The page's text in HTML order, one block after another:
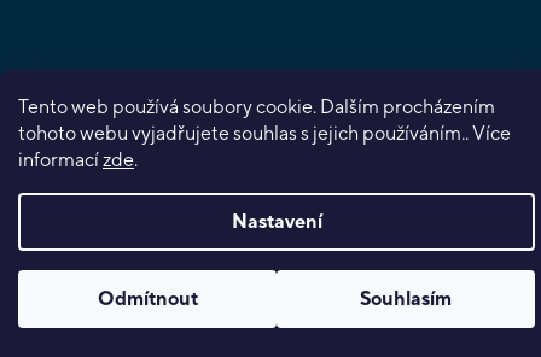
Tento web používá soubory cookie. Dalším procházením
tohoto webu vyjadřujete souhlas s jejich používáním.. Více
informacízde.
Nastavení
Odmítnout Souhlasím
Vytvořil Shoptet Premium
Copyright 2026Planeta her. Všechna práva vyhrazena.